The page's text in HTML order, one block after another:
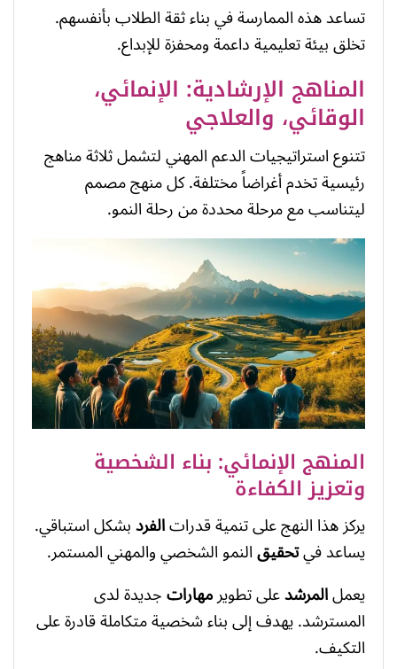
تساعد هذه الممارسة في بناء ثقة الطلاب بأنفسهم.
تخلق بيئة تعليمية داعمة ومحفزة للإبداع.
المناهج الإرشادية: الإنمائي،
الوقائي، والعلاجي
تتنوع استراتيجيات الدعم المهني لتشمل ثلاثة مناهج
رئيسية تخدم أغراضاً مختلفة. كل منهج مصمم
ليتناسب مع مرحلة محددة من رحلة النمو.
المنهج الإنمائي: بناء الشخصية
وتعزيز الكفاءة
يركز هذا النهج على تنمية قدراتالفردبشكل استباقي.
يساعد فيتحقيقالنمو الشخصي والمهني المستمر.
يعملالمرشدعلى تطويرمهاراتجديدة لدى
المسترشد. يهدف إلى بناء شخصية متكاملة قادرة على
التكيف.